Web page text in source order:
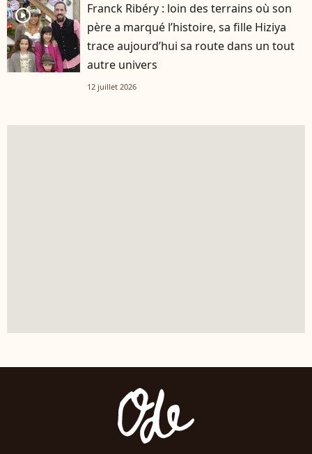
player2
Franck Ribéry : loin des terrains où son
père a marqué l’histoire, sa fille Hiziya
trace aujourd’hui sa route dans un tout
autre univers
12 juillet 2026